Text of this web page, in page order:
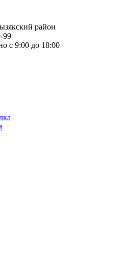
район
99
с 9:00 до 18:00